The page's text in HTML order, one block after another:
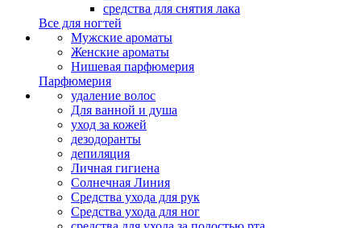
средства для снятия лака
Все для ногтей
Мужские ароматы
Женские ароматы
Нишевая парфюмерия
Парфюмерия
удаление волос
Для ванной и душа
уход за кожей
дезодоранты
депиляция
Личная гигиена
Солнечная Линия
Средства ухода для рук
Средства ухода для ног